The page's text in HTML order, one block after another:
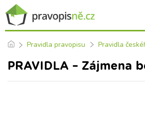
Pravidla pravopisu Pravidla
PRAVIDLA – Zájmena